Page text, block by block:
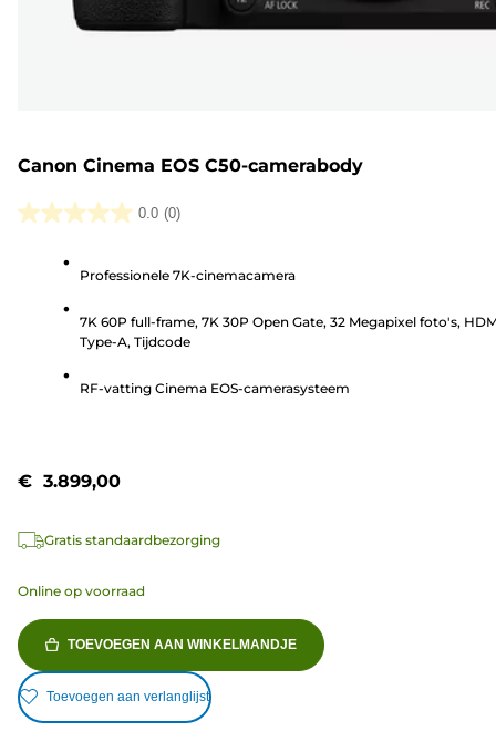
Canon Cinema EOS C50-camerabody
0.0 (0)
0.0
sterren.
Professionele 7K-cinemacamera
7K 60P full-frame, 7K 30P Open Gate, 32 Megapixel foto's,
Type-A, Tijdcode
RF-vatting Cinema EOS-camerasysteem
€ 3.899,00
Gratis standaardbezorging
Online op voorraad
TOEVOEGEN AAN WINKELMANDJE
Toevoegen aan verlanglijst